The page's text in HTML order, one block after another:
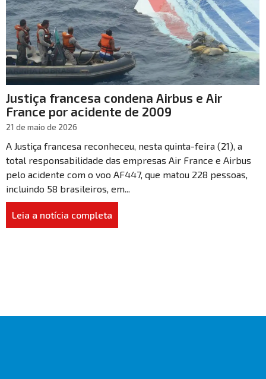
Justiça francesa condena Airbus e Air
France por acidente de 2009
21 de maio de 2026
A Justiça francesa reconheceu, nesta quinta-feira (21), a
total responsabilidade das empresas Air France e Airbus
pelo acidente com o voo AF447, que matou 228 pessoas,
incluindo 58 brasileiros, em...
Leia a notícia completa